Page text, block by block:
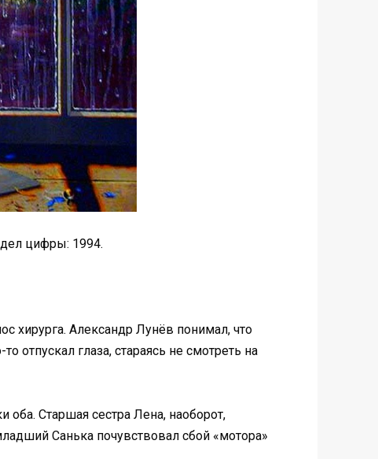
цифры: 1994.
хирурга. Александр Лунёв понимал, что
отпускал глаза, стараясь не смотреть на
Старшая сестра Лена, наоборот,
Санька почувствовал сбой «мотора»